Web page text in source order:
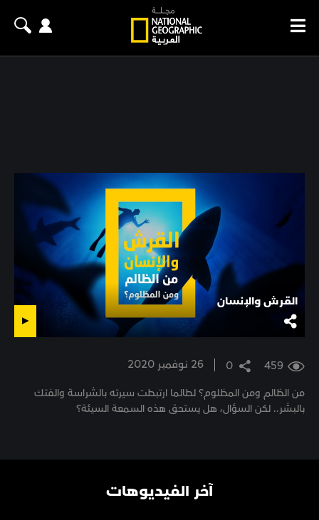
القرش والإنسان
459
0 26 نوفمبر 2020
من الظالم ومن المظلوم؟ لطالما ارتبطت سيرته بالشراسة والفتك
بالبشر.. لكن السؤال، هل يستحق هذه السمعة السيئة؟
آخر الفيديوهات